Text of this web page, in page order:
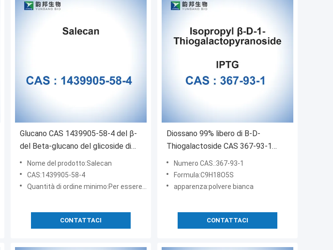
Glucano CAS 1439905-58-4 del β-
del Beta-glucano del glicoside di
Salecan (1,3) -
Nome del prodotto:Salecan
CAS:1439905-58-4
Quantità di ordine minimo:Per essere negoziato
CONTATTACI
Diossano 99% libero di Β-D-
Thiogalactoside CAS 367-93-1
dell'isopropile di IPTG
Numero CAS.:367-93-1
Formula:C9H18O5S
apparenza:polvere bianca
CONTATTACI